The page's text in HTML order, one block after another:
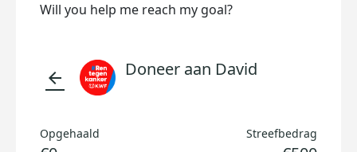
Will you help me reach my goal?
arrow_back Doneer aan David
Opgehaald Streefbedrag